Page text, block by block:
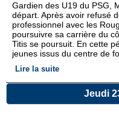
Gardien des U19 du PSG,
départ. Après avoir refusé
professionnel avec les
poursuivre sa carrière du
Titis se poursuit. En cette
jeunes issus du centre de
Lire la suite
Jeudi